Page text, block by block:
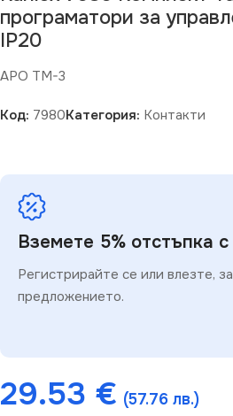
програматори за
IP20
APO TM-3
Код: 7980Категория: Контакти
Вземете 5% отстъпка
Регистрирайте се или влезте,
предложението.
29.53 € (57.76 лв.)